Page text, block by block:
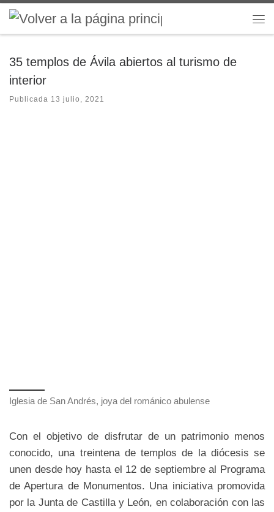
Saltar al contenido
35 templos de Ávila abiertos al turismo de
interior
Publicada 13 julio, 2021
Iglesia de San Andrés, joya del románico abulense
Con el objetivo de disfrutar de un patrimonio menos
conocido, una treintena de templos de la diócesis se
unen desde hoy hasta el 12 de septiembre al Programa
de Apertura de Monumentos. Una iniciativa promovida
por la Junta de Castilla y León, en colaboración con las